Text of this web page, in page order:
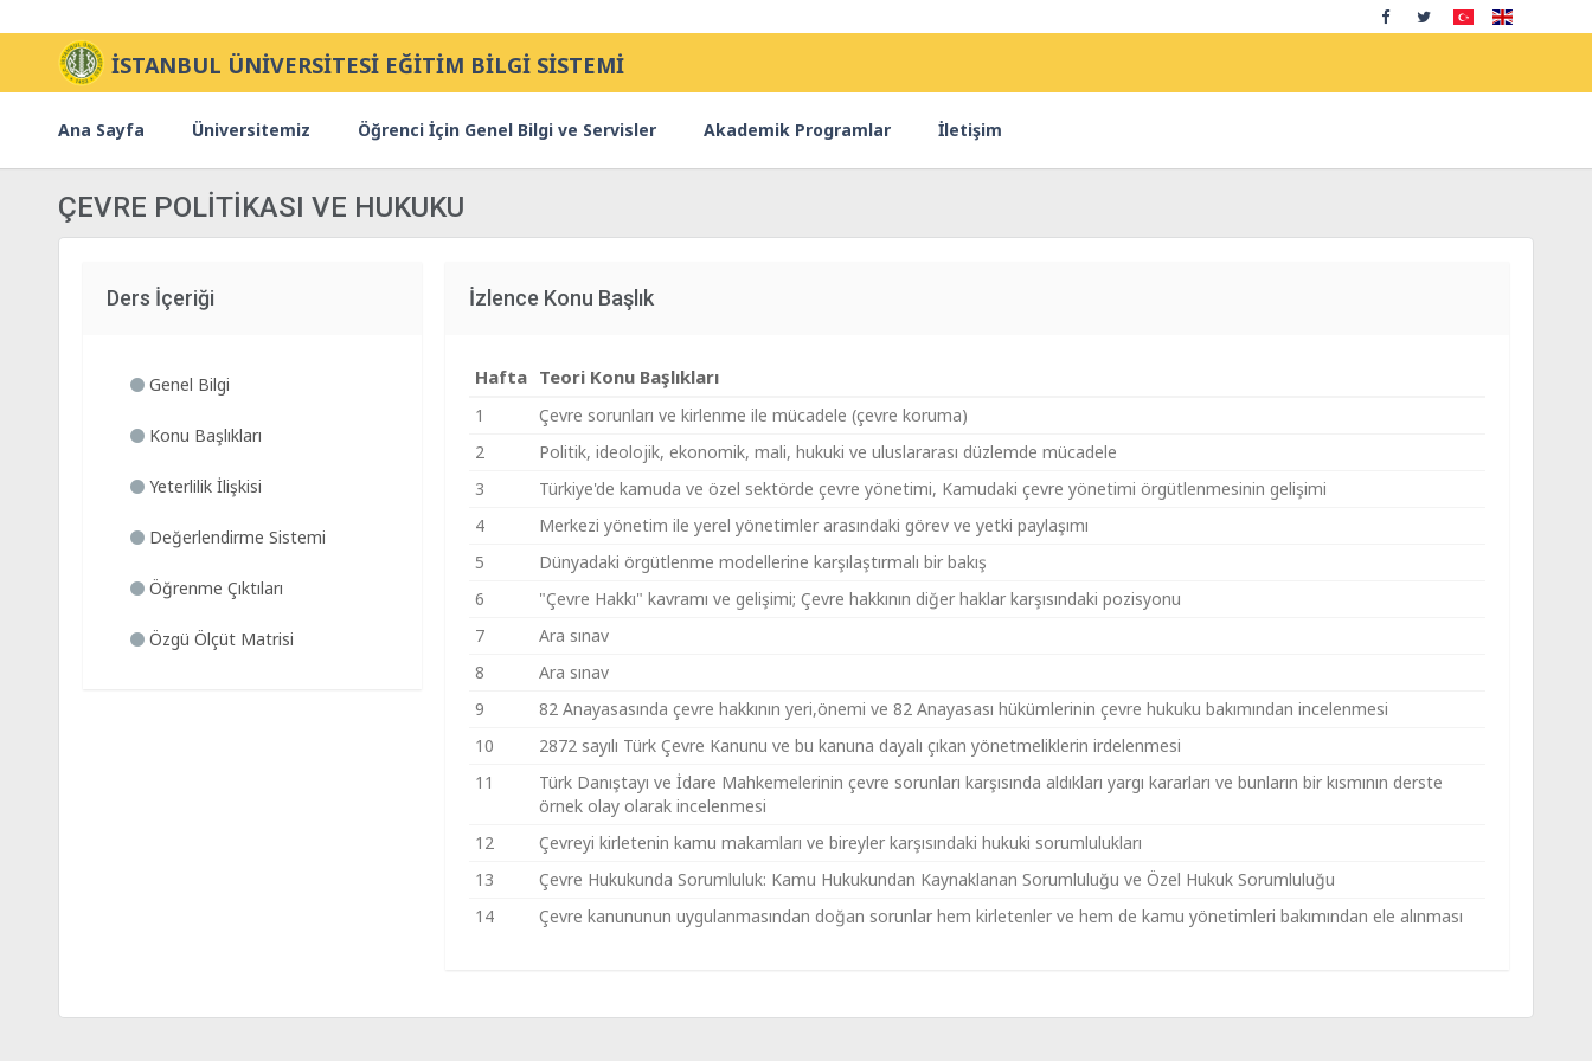
İSTANBUL ÜNİVERSİTESİ EĞİTİM BİLGİ SİSTEMİ
Ana Sayfa Üniversitemiz Öğrenci İçin Genel Bilgi ve Servisler Akademik Programlar İletişim
ÇEVRE POLİTİKASI VE HUKUKU
Ders İçeriği
Genel Bilgi
Konu Başlıkları
Yeterlilik İlişkisi
Değerlendirme Sistemi
Öğrenme Çıktıları
Özgü Ölçüt Matrisi
İzlence Konu Başlık
Hafta Teori Konu Başlıkları
1
Çevre sorunları ve kirlenme ile mücadele (çevre koruma)
2
Politik, ideolojik, ekonomik, mali, hukuki ve uluslararası düzlemde mücadele
3
Türkiye'de kamuda ve özel sektörde çevre yönetimi, Kamudaki çevre yönetimi örgütlenmesinin gelişimi
4
Merkezi yönetim ile yerel yönetimler arasındaki görev ve yetki paylaşımı
5
Dünyadaki örgütlenme modellerine karşılaştırmalı bir bakış
6
"Çevre Hakkı" kavramı ve gelişimi; Çevre hakkının diğer haklar karşısındaki pozisyonu
7
Ara sınav
8
Ara sınav
9
82 Anayasasında çevre hakkının yeri,önemi ve 82 Anayasası hükümlerinin çevre hukuku bakımından incelenmesi
10
2872 sayılı Türk Çevre Kanunu ve bu kanuna dayalı çıkan yönetmeliklerin irdelenmesi
11
Türk Danıştayı ve İdare Mahkemelerinin çevre sorunları karşısında aldıkları yargı kararları ve bunların bir kısmının derste
örnek olay olarak incelenmesi
12
Çevreyi kirletenin kamu makamları ve bireyler karşısındaki hukuki sorumlulukları
13
Çevre Hukukunda Sorumluluk: Kamu Hukukundan Kaynaklanan Sorumluluğu ve Özel Hukuk Sorumluluğu
14
Çevre kanununun uygulanmasından doğan sorunlar hem kirletenler ve hem de kamu yönetimleri bakımından ele alınması